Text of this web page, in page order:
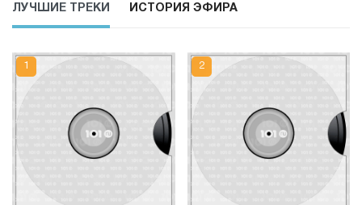
ЛУЧШИЕ ТРЕКИ ИСТОРИЯ ЭФИРА